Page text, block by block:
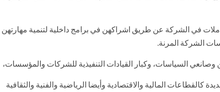
في الشركة عن طريق اشراكهن في برامج داخلية لتنمية مهارتهن
الشركة المرنة.
السياسات، وكبار القيادات التنفيذية للشركات والمؤسسات،
كالقطاعات المالية والاقتصادية وأيضا الرياضية والفنية والثقافية